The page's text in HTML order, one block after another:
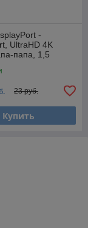
-
UltraHD 4K
папа, 1,5
23 руб.
Купить